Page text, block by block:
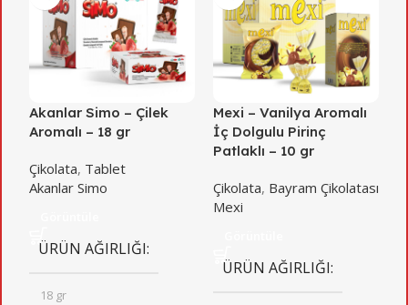
Akanlar Simo – Çilek
Aromalı – 18 gr
Çikolata, Tablet
Akanlar Simo
ÜRÜN AĞIRLIĞI
18 gr
Mexi – Vanilya Aromalı
İç Dolgulu Pirinç
Patlaklı – 10 gr
Çikolata, Bayram Çikolatası
Mexi
ÜRÜN AĞIRLIĞI